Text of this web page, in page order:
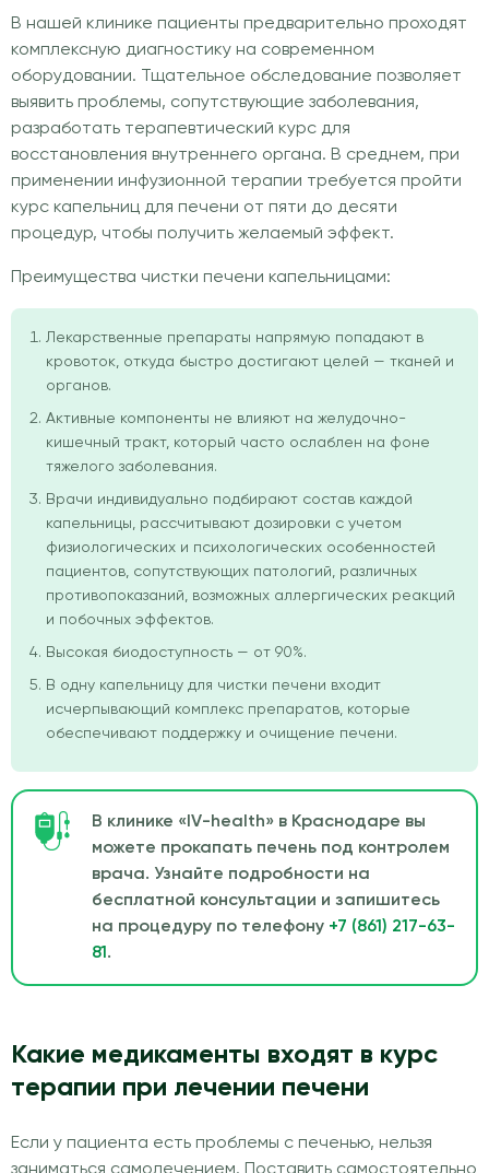
В нашей клинике пациенты предварительно проходят
комплексную диагностику на современном
оборудовании. Тщательное обследование позволяет
выявить проблемы, сопутствующие заболевания,
разработать терапевтический курс для
восстановления внутреннего органа. В среднем, при
применении инфузионной терапии требуется пройти
курс капельниц для печени от пяти до десяти
процедур, чтобы получить желаемый эффект.
Преимущества чистки печени капельницами:
Лекарственные препараты напрямую попадают в
кровоток, откуда быстро достигают целей — тканей и
органов.
Активные компоненты не влияют на желудочно-
кишечный тракт, который часто ослаблен на фоне
тяжелого заболевания.
Врачи индивидуально подбирают состав каждой
капельницы, рассчитывают дозировки с учетом
физиологических и психологических особенностей
пациентов, сопутствующих патологий, различных
противопоказаний, возможных аллергических реакций
и побочных эффектов.
Высокая биодоступность — от 90%.
В одну капельницу для чистки печени входит
исчерпывающий комплекс препаратов, которые
обеспечивают поддержку и очищение печени.
В клинике «IV-health» в Краснодаре вы
можете прокапать печень под контролем
врача. Узнайте подробности на
бесплатной консультации и запишитесь
на процедуру по телефону +7 (861) 217-63-
81 .
Какие медикаменты входят в курс
терапии при лечении печени
Если у пациента есть проблемы с печенью, нельзя
заниматься самолечением. Поставить самостоятельно